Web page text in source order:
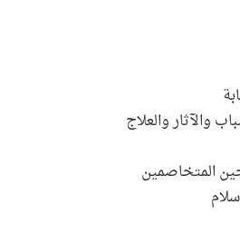
والآثار والعلاج
المتخاصمين